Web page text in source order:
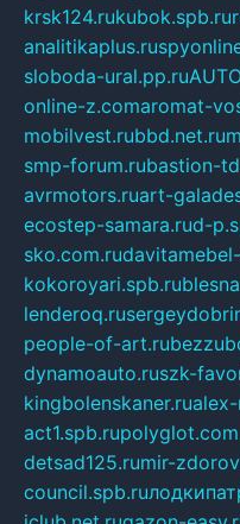
krsk124.rukubok.spb.ru
analitikaplus.ru
sloboda-ural.pp.ru
online-z.comaromat-
mobilvest.rubbd.net.ru
smp-forum.rubastion-
avrmotors.ruart-
ecostep-samara.rud-
sko.com.ru
kokoroyari.spb.ru
lenderoq.ru
people-of-art.ru
dynamoauto.ruszk-
kingbolenskaner.ru
act1.spb.ru
detsad125.rumir-
council.spb.ru